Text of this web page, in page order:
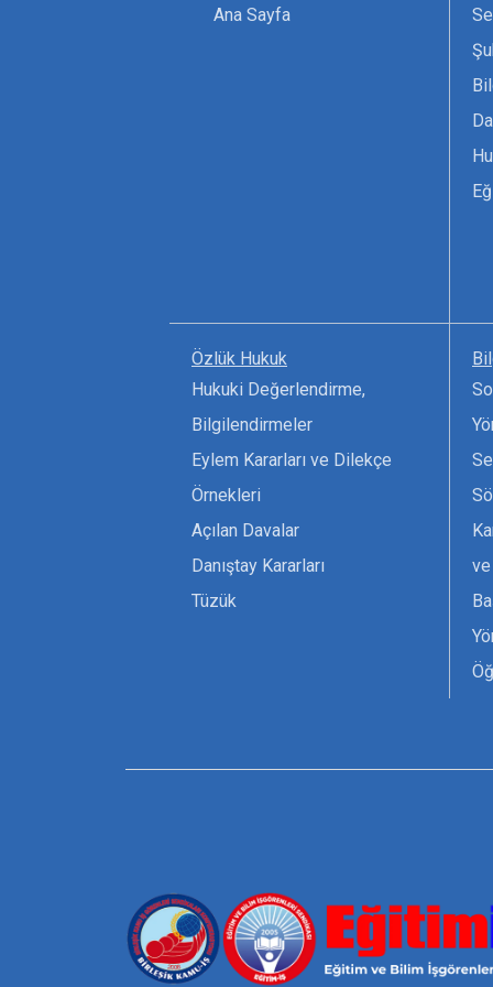
Ana Sayfa
Özlük Hukuk
Hukuki Değerlendirme,
Bilgilendirmeler
Eylem Kararları ve Dilekçe
Örnekleri
Açılan Davalar
Danıştay Kararları
Tüzük